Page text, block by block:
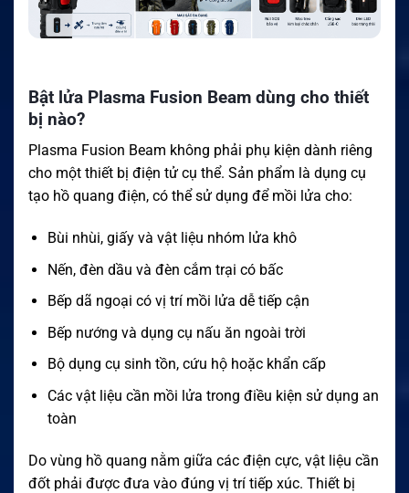
Bật lửa Plasma Fusion Beam dùng cho thiết
bị nào?
Plasma Fusion Beam không phải phụ kiện dành riêng
cho một thiết bị điện tử cụ thể. Sản phẩm là dụng cụ
tạo hồ quang điện, có thể sử dụng để mồi lửa cho:
Bùi nhùi, giấy và vật liệu nhóm lửa khô
Nến, đèn dầu và đèn cắm trại có bấc
Bếp dã ngoại có vị trí mồi lửa dễ tiếp cận
Bếp nướng và dụng cụ nấu ăn ngoài trời
Bộ dụng cụ sinh tồn, cứu hộ hoặc khẩn cấp
Các vật liệu cần mồi lửa trong điều kiện sử dụng an
toàn
Do vùng hồ quang nằm giữa các điện cực, vật liệu cần
đốt phải được đưa vào đúng vị trí tiếp xúc. Thiết bị